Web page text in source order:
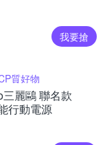
我要搶
質好物
三麗鷗 聯名款
行動電源